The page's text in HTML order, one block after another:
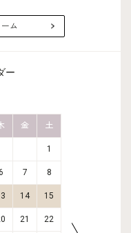
ム
ー
金 土
1
7 8
14 15
21 22